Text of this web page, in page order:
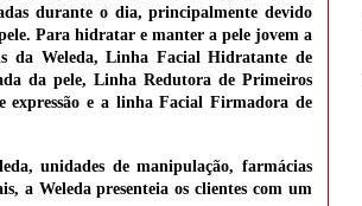
durante o dia, principalmente devido
Para hidratar e manter a pele jovem a
da Weleda,Linha Facial Hidratante de
da pele, Linha Redutora de Primeiros
expressão e a linhaFacial Firmadora de
unidades de manipulação, farmácias
a Weleda presenteia os clientes com um